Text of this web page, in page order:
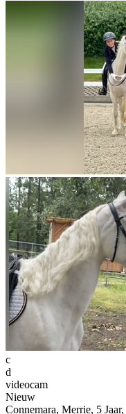
c
d
videocam
Nieuw
Connemara, Merrie, 5